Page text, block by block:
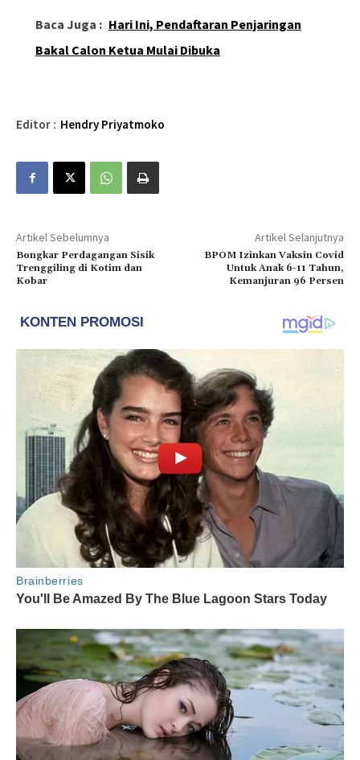
Baca Juga : Hari Ini, Pendaftaran Penjaringan
Bakal Calon Ketua Mulai Dibuka
Editor : Hendry Priyatmoko
Artikel Sebelumnya
Bongkar Perdagangan Sisik
Trenggiling di Kotim dan
Kobar
Artikel Selanjutnya
BPOM Izinkan Vaksin Covid
Untuk Anak 6-11 Tahun,
Kemanjuran 96 Persen